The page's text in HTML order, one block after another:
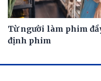
Từ người làm phim
định phim